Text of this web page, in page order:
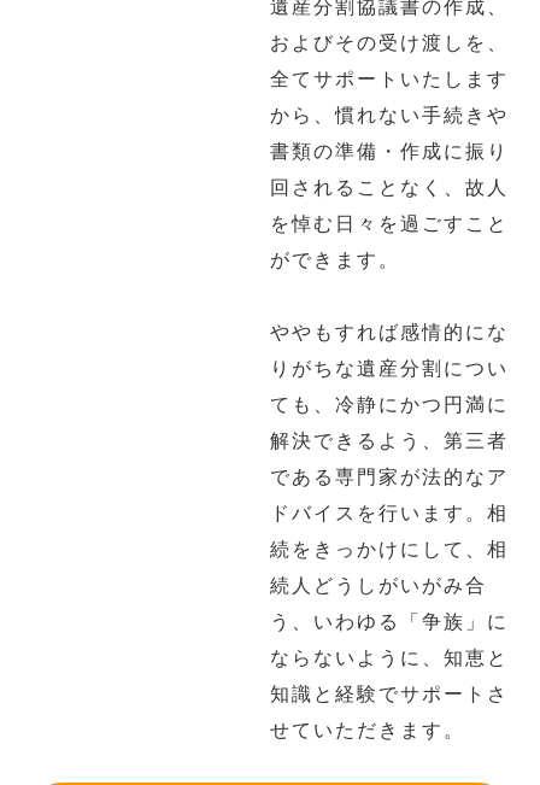
遺産分割協議書の作成、
およびその受け渡しを、
全てサポートいたします
から、慣れない手続きや
書類の準備・作成に振り
回されることなく、故人
を悼む日々を過ごすこと
ができます。
ややもすれば感情的にな
りがちな遺産分割につい
ても、冷静にかつ円満に
解決できるよう、第三者
である専門家が法的なア
ドバイスを行います。相
続をきっかけにして、相
続人どうしがいがみ合
う、いわゆる「争族」に
ならないように、知恵と
知識と経験でサポートさ
せていただきます。